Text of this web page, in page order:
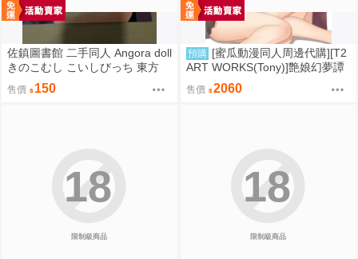
佐鎮圖書館 二手同人 Angora doll
きのこむし こいしびっち 東方
售價 150
預購 [蜜瓜動漫同人周邊代購][T2
ART WORKS(Tony)]艶娘幻夢譚
【プレイマット】(同人誌)
售價 2060
限制級商品
18
限制級商品
18